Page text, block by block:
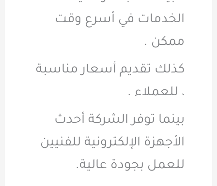
الخدمات في أسرع وقت
ممكن .
كذلك تقديم أسعار مناسبة
، للعملاء .
بينما توفر الشركة أحدث
الأجهزة الإلكترونية للفنيين
للعمل بجودة عالية.